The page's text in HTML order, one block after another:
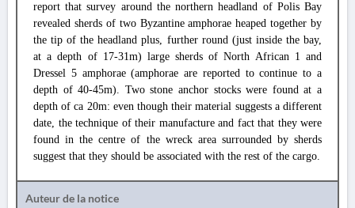
report that survey around the northern headland of Polis Bay
revealed sherds of two Byzantine amphorae heaped together by
the tip of the headland plus, further round (just inside the bay,
at a depth of 17-31m) large sherds of North African 1 and
Dressel 5 amphorae (amphorae are reported to continue to a
depth of 40-45m). Two stone anchor stocks were found at a
depth of ca 20m: even though their material suggests a different
date, the technique of their manufacture and fact that they were
found in the centre of the wreck area surrounded by sherds
suggest that they should be associated with the rest of the cargo.
Auteur de la notice